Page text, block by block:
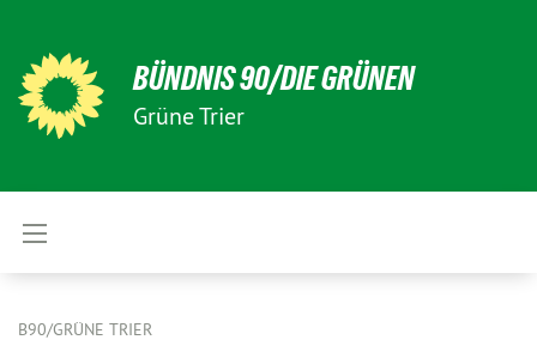
BÜNDNIS 90/DIE GRÜNEN
Grüne Trier
B90/GRÜNE TRIER